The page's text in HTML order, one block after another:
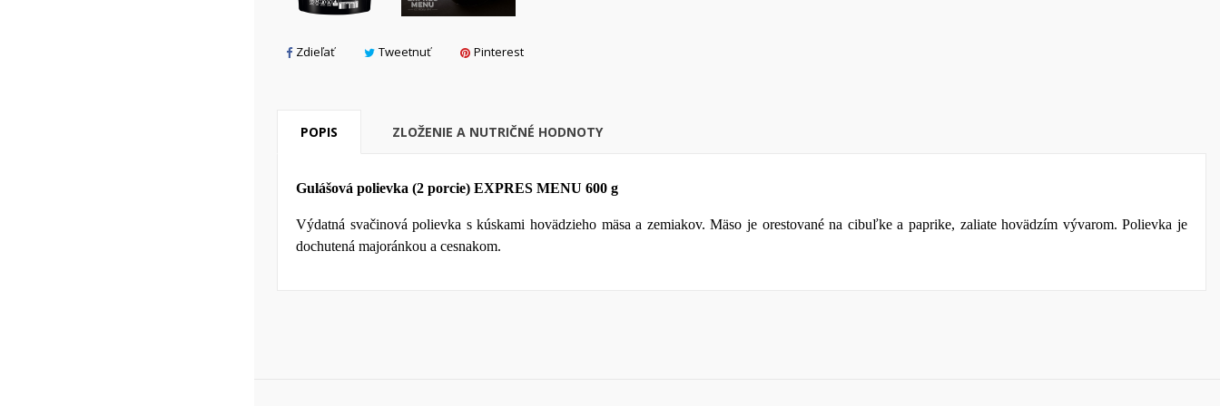
Zdieľať Tweetnuť Pinterest
POPIS ZLOŽENIE A NUTRIČNÉ HODNOTY
Gulášová polievka (2 porcie) EXPRES MENU 600 g
Výdatná svačinová polievka s kúskami hovädzieho mäsa a zemiakov. Mäso je orestované na cibuľke a paprike, zaliate hovädzím vývarom. Polievka je
dochutená majoránkou a cesnakom.
add_circle_outline Vytvoriť nový zoznam